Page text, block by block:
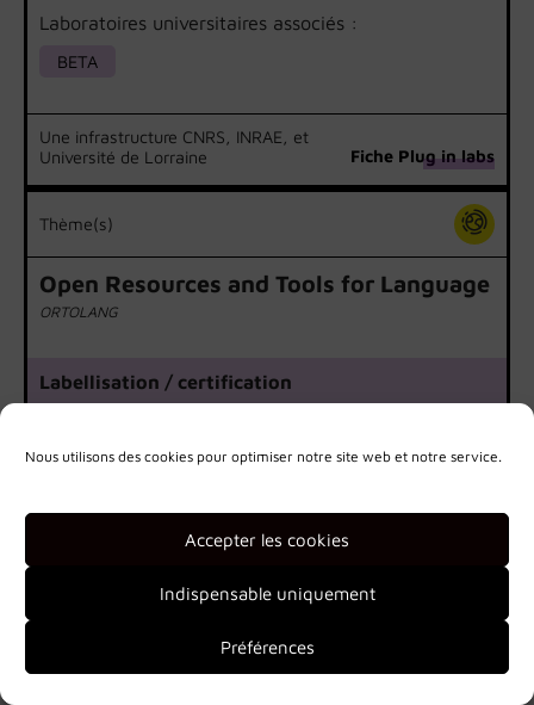
Nous utilisons des cookies pour optimiser notre site web et notre service.
Accepter les cookies
Indispensable uniquement
Préférences
Laboratoires universitaires associés :
BETA
Une infrastructure CNRS, INRAE, et
Université de Lorraine
Fiche Plug in labs
Thème(s)
Open Resources and Tools for Language
ORTOLANG
Labellisation / certification
INFRA+
Laboratoires universitaires associés :
Une infrastructure CNRS et
Université de Lorraine
Fiche Plug in labs